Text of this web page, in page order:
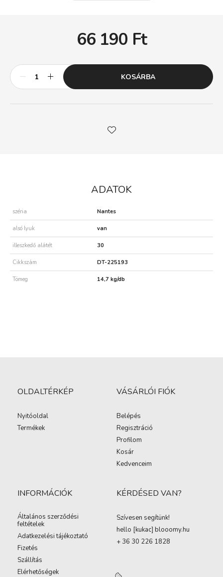
66 190 Ft
KOSÁRBA
ADATOK
széria Nantes
alsó lyuk van
illeszkedő alátét 30
Cikkszám DT-225193
Tömeg 14,7 kg/db
OLDALTÉRKÉP
Nyitóoldal
Termékek
VÁSÁRLÓI FIÓK
Belépés
Regisztráció
Profilom
Kosár
Kedvenceim
INFORMÁCIÓK
Általános szerződési
feltételek
Adatkezelési tájékoztató
Fizetés
Szállítás
Elérhetőségek
KÉRDÉSED VAN?
Szívesen segítünk!
hello [kukac] blooomy.hu
+ 36 30 226 1828